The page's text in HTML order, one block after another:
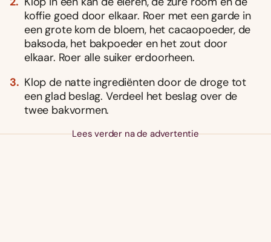
koffie goed door elkaar. Roer met een garde in
een grote kom de bloem, het cacaopoeder, de
baksoda, het bakpoeder en het zout door
elkaar. Roer alle suiker erdoorheen.
Klop de natte ingrediënten door de droge tot
een glad beslag. Verdeel het beslag over de
twee bakvormen.
Lees verder na de advertentie